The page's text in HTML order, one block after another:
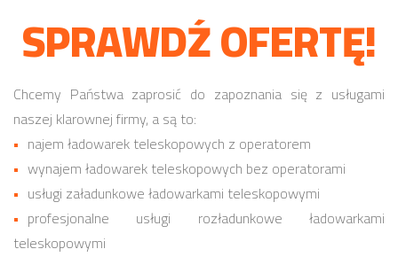
SPRAWDŹ OFERTĘ!
Chcemy Państwa zaprosić do zapoznania się z usługami
naszej klarownej firmy, a są to:
najem ładowarek teleskopowych z operatorem
wynajem ładowarek teleskopowych bez operatorami
usługi załadunkowe ładowarkami teleskopowymi
profesjonalne usługi rozładunkowe ładowarkami
teleskopowymi